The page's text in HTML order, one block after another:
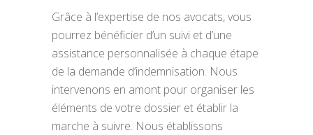
Grâce à l’expertise de nos avocats, vous
pourrez bénéficier d’un suivi et d’une
assistance personnalisée à chaque étape
de la demande d’indemnisation. Nous
intervenons en amont pour organiser les
éléments de votre dossier et établir la
marche à suivre. Nous établissons